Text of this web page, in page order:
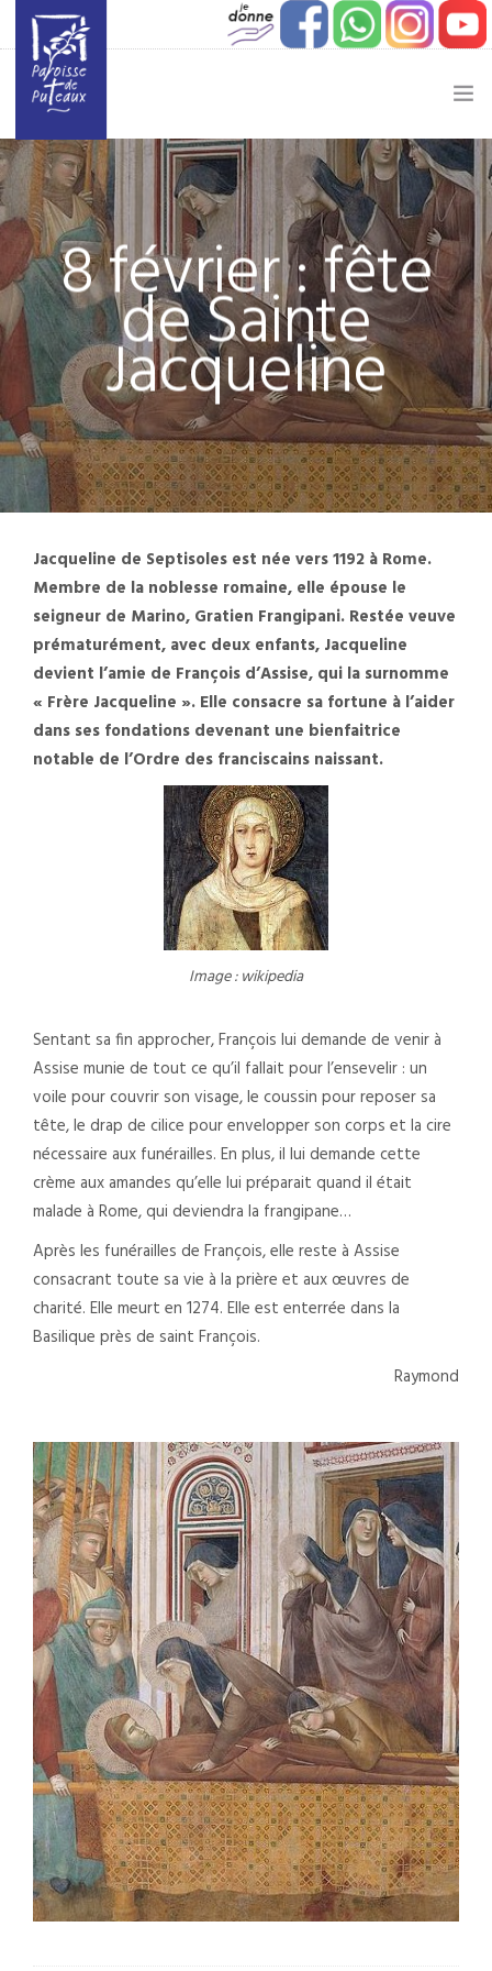
JE SOUHAITE…
ACTUALITÉ
JEUNESSE
ETAPES DE VIE
VIE PAROISSIALE
8 février : fête
de Sainte
Jacqueline
Jacqueline de Septisoles est née vers 1192 à Rome.
Membre de la noblesse romaine, elle épouse le
seigneur de Marino, Gratien Frangipani. Restée veuve
prématurément, avec deux enfants, Jacqueline
devient l’amie de François d’Assise, qui la surnomme
« Frère Jacqueline ». Elle consacre sa fortune à l’aider
dans ses fondations devenant une bienfaitrice
notable de l’Ordre des franciscains naissant.
Image : wikipedia
Sentant sa fin approcher, François lui demande de venir à
Assise munie de tout ce qu’il fallait pour l’ensevelir : un
voile pour couvrir son visage, le coussin pour reposer sa
tête, le drap de cilice pour envelopper son corps et la cire
nécessaire aux funérailles. En plus, il lui demande cette
crème aux amandes qu’elle lui préparait quand il était
malade à Rome, qui deviendra la frangipane…
Après les funérailles de François, elle reste à Assise
consacrant toute sa vie à la prière et aux œuvres de
charité. Elle meurt en 1274. Elle est enterrée dans la
Basilique près de saint François.
Raymond